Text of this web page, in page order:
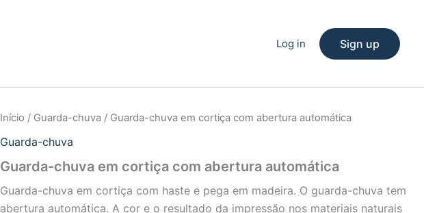
Log in Sign up
Início / Guarda-chuva / Guarda-chuva em cortiça com abertura automática
Guarda-chuva
Guarda-chuva em cortiça com abertura automática
Guarda-chuva em cortiça com haste e pega em madeira. O guarda-chuva tem
abertura automática. A cor e o resultado da impressão nos materiais naturais